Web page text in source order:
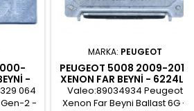
-
064
Gen-2 -
MARKA: PEUGEOT
PEUGEOT 5008 2009-2013
XENON FAR BEYNI - 6224L8
Valeo:89034934 Peugeot
Xenon Far Beyni Ballast 6G -